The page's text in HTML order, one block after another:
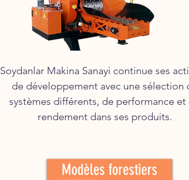
Soydanlar Makina Sanayi continue ses
de développement avec une sélection
systèmes différents, de performance et
rendement dans ses produits.
Modèles forestiers